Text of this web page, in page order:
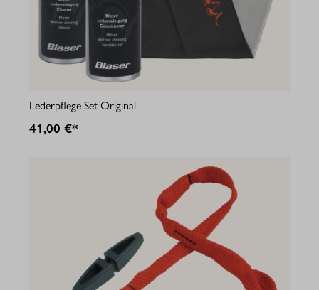
Lederpflege Set Original
41,00 €*